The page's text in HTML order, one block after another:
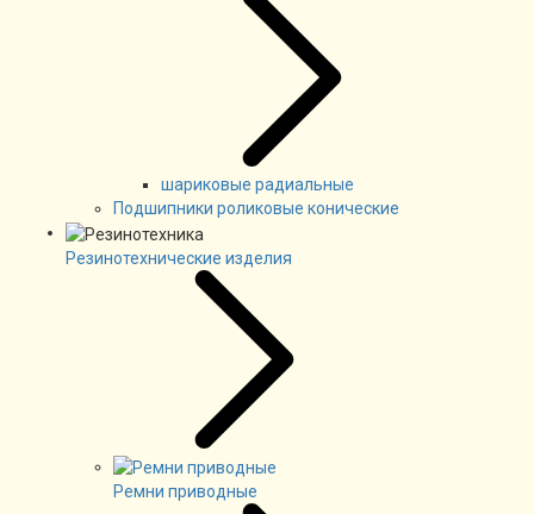
шариковые радиальные
Подшипники роликовые конические
Резинотехнические изделия
Ремни приводные